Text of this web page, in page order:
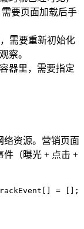
要页面加载后手
需要重新初始化
察。
器里，需要指定
络资源。营销页面
件（曝光 + 点击 +
= [];